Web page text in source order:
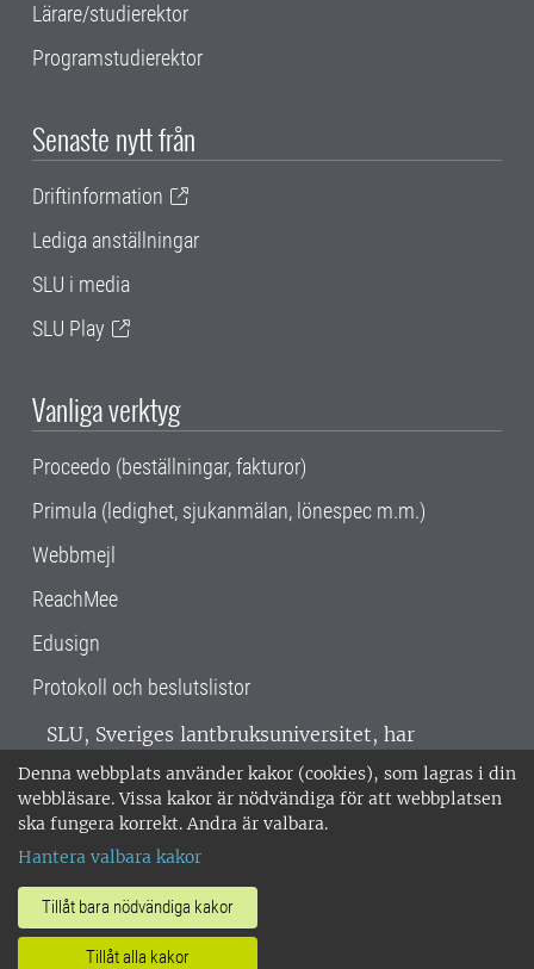
Denna webbplats använder kakor (cookies), som lagras i din
webbläsare. Vissa kakor är nödvändiga för att webbplatsen
ska fungera korrekt. Andra är valbara.
Hantera valbara kakor
Tillåt bara nödvändiga kakor
Tillåt alla kakor
Lärare/studierektor
Programstudierektor
Senaste nytt från
Driftinformation
Lediga anställningar
SLU i media
SLU Play
Vanliga verktyg
Proceedo (beställningar, fakturor)
Primula (ledighet, sjukanmälan, lönespec m.m.)
Webbmejl
ReachMee
Edusign
Protokoll och beslutslistor
SLU, Sveriges lantbruksuniversitet, har
verksamhet över hela Sverige. Huvudorter är
Alnarp, Uppsala och Umeå.SLU är
miljöcertifierat enligt ISO 14001. •
018-67 10 00 • Org nr: 202100-2817 •
Om SLU:s webbplatser
•Hantera kakor•Behandling av
personuppgifter